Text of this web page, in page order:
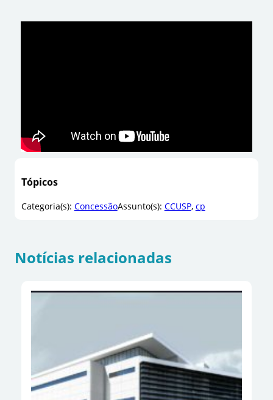
Tópicos
Categoria(s): ConcessãoAssunto(s): CCUSP, cp
Notícias relacionadas